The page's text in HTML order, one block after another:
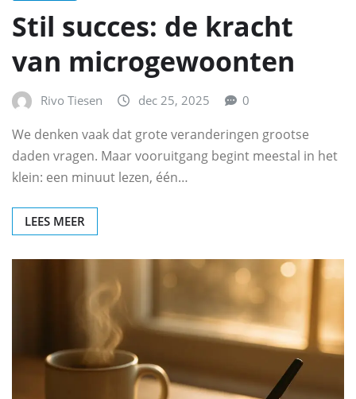
Stil succes: de kracht
van microgewoonten
Rivo Tiesen dec 25, 2025 0
We denken vaak dat grote veranderingen grootse
daden vragen. Maar vooruitgang begint meestal in het
klein: een minuut lezen, één…
LEES MEER